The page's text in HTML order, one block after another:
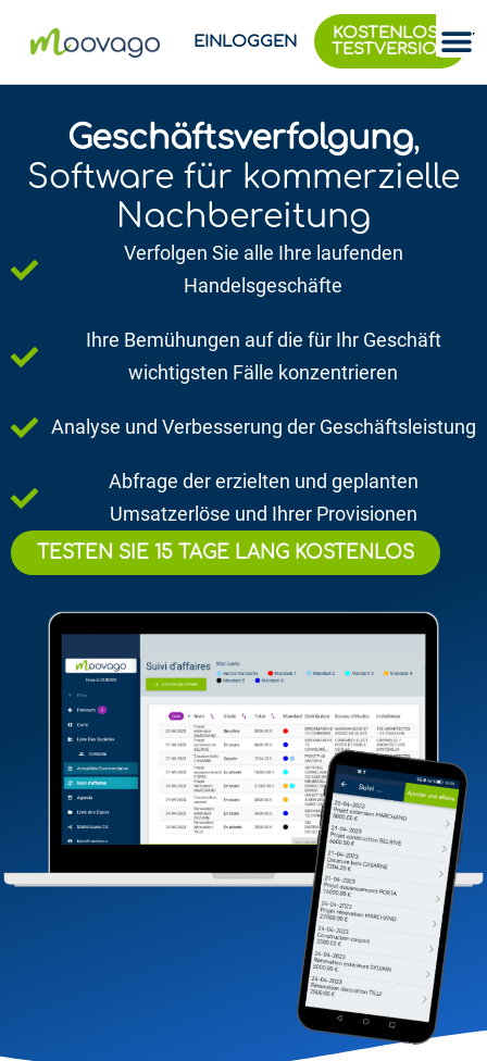
EINLOGGEN
KOSTENLOSE
TESTVERSION
Geschäftsverfolgung,
Software für kommerzielle
Nachbereitung
Verfolgen Sie alle Ihre laufenden
Handelsgeschäfte
Ihre Bemühungen auf die für Ihr Geschäft
wichtigsten Fälle konzentrieren
Analyse und Verbesserung der Geschäftsleistung
Abfrage der erzielten und geplanten
Umsatzerlöse und Ihrer Provisionen
TESTEN SIE 15 TAGE LANG KOSTENLOS